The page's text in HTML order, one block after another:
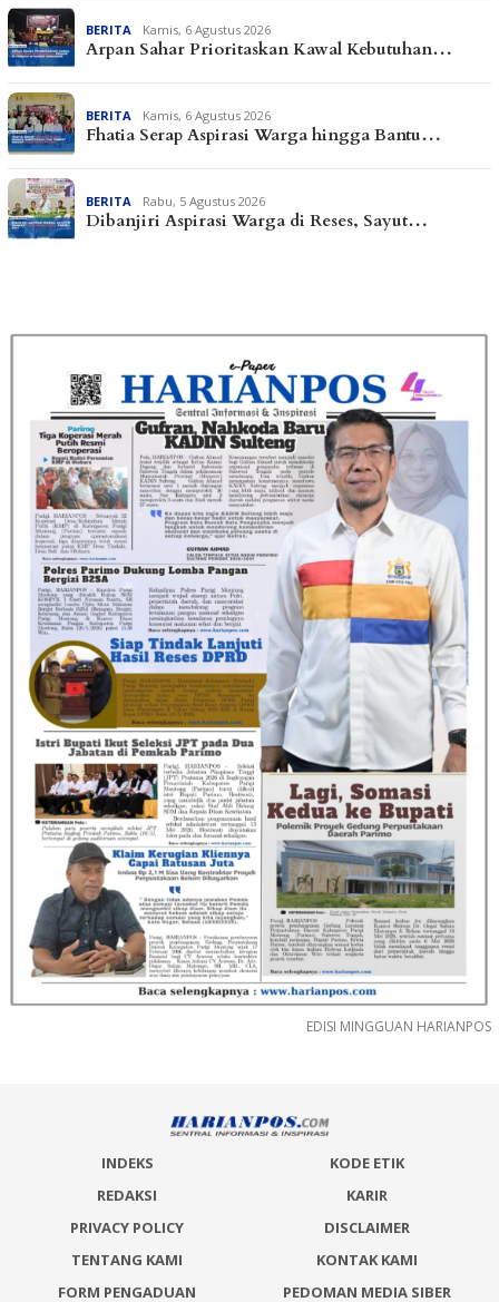
BERITA Kamis, 6 Agustus 2026
Arpan Sahar Prioritaskan Kawal Kebutuhan…
BERITA Kamis, 6 Agustus 2026
Fhatia Serap Aspirasi Warga hingga Bantu…
BERITA Rabu, 5 Agustus 2026
Dibanjiri Aspirasi Warga di Reses, Sayut…
EDISI MINGGUAN HARIANPOS
INDEKS
KODE ETIK
REDAKSI
KARIR
PRIVACY POLICY
DISCLAIMER
TENTANG KAMI
KONTAK KAMI
FORM PENGADUAN
PEDOMAN MEDIA SIBER